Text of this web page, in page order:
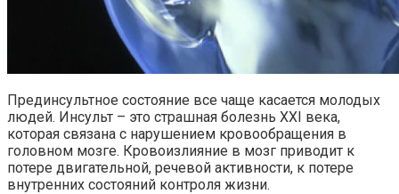
Прединсультное состояние все чаще касается молодых
людей. Инсульт – это страшная болезнь XXI века,
которая связана с нарушением кровообращения в
головном мозге. Кровоизлияние в мозг приводит к
потере двигательной, речевой активности, к потере
внутренних состояний контроля жизни.